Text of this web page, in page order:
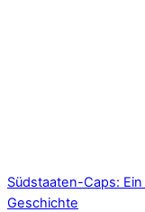
Südstaaten-Caps:
Geschichte